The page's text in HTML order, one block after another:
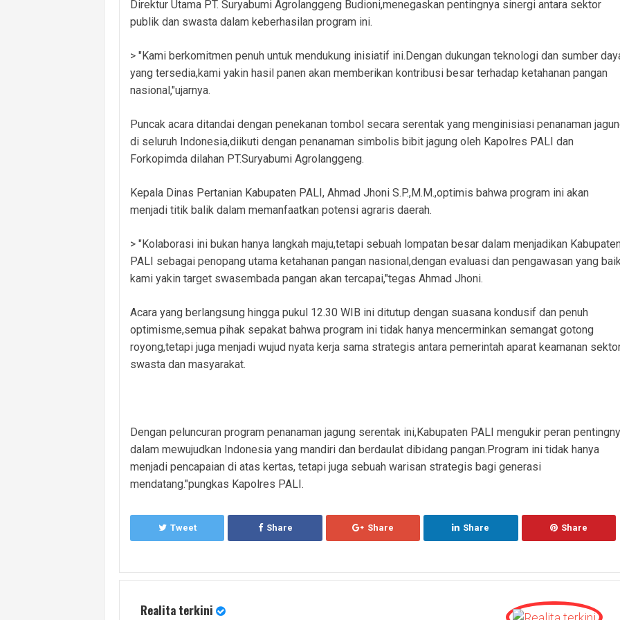
Direktur Utama PT. Suryabumi Agrolanggeng Budioni,menegaskan pentingnya sinergi antara sektor
publik dan swasta dalam keberhasilan program ini.
> "Kami berkomitmen penuh untuk mendukung inisiatif ini.Dengan dukungan teknologi dan sumber
yang tersedia,kami yakin hasil panen akan memberikan kontribusi besar terhadap ketahanan pangan
nasional,"ujarnya.
Puncak acara ditandai dengan penekanan tombol secara serentak yang menginisiasi penanaman
di seluruh Indonesia,diikuti dengan penanaman simbolis bibit jagung oleh Kapolres PALI dan
Forkopimda dilahan PT.Suryabumi Agrolanggeng.
Kepala Dinas Pertanian Kabupaten PALI, Ahmad Jhoni S.P.,M.M.,optimis bahwa program ini akan
menjadi titik balik dalam memanfaatkan potensi agraris daerah.
> "Kolaborasi ini bukan hanya langkah maju,tetapi sebuah lompatan besar dalam menjadikan
PALI sebagai penopang utama ketahanan pangan nasional,dengan evaluasi dan pengawasan yang
kami yakin target swasembada pangan akan tercapai,"tegas Ahmad Jhoni.
Acara yang berlangsung hingga pukul 12.30 WIB ini ditutup dengan suasana kondusif dan penuh
optimisme,semua pihak sepakat bahwa program ini tidak hanya mencerminkan semangat gotong
royong,tetapi juga menjadi wujud nyata kerja sama strategis antara pemerintah aparat keamanan
swasta dan masyarakat.
Dengan peluncuran program penanaman jagung serentak ini,Kabupaten PALI mengukir peran
dalam mewujudkan Indonesia yang mandiri dan berdaulat dibidang pangan.Program ini tidak hanya
menjadi pencapaian di atas kertas, tetapi juga sebuah warisan strategis bagi generasi
mendatang."pungkas Kapolres PALI.
Tweet Share Share Share Share
Realita terkini